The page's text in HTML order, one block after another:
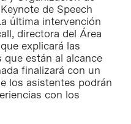
de Speech
última intervención
directora del Área
explicará las
que están al alcance
finalizará con un
los asistentes podrán
con los